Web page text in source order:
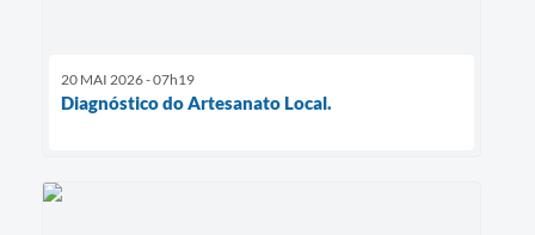
20 MAI 2026 - 07h19
Diagnóstico do Artesanato Local.